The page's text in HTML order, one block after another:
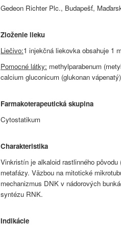
Gedeon Richter Plc., Budapešť,
Zloženie lieku
Liečivo:1 injekčná liekovka obsahuje 1
Pomocné látky: methylparabenum
calcium gluconicum (glukonan
Farmakoterapeutická skupina
Cytostatikum
Charakteristika
Vinkristín je alkaloid rastlinného
metafázy. Väzbou na mitotické
mechanizmus DNK v nádorových
syntézu RNK.
Indikácie